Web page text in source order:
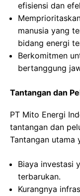
efisiensi dan
manusia yang
bidang energi
Berkomitmen
bertanggung
Tantangan dan
PT Mito Energi
tantangan dan
Tantangan utama
Biaya investasi
terbarukan.
Kurangnya